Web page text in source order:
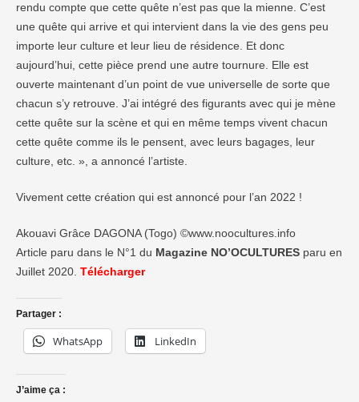
rendu compte que cette quête n’est pas que la mienne. C’est
une quête qui arrive et qui intervient dans la vie des gens peu
importe leur culture et leur lieu de résidence. Et donc
aujourd’hui, cette pièce prend une autre tournure. Elle est
ouverte maintenant d’un point de vue universelle de sorte que
chacun s’y retrouve. J’ai intégré des figurants avec qui je mène
cette quête sur la scène et qui en même temps vivent chacun
cette quête comme ils le pensent, avec leurs bagages, leur
culture, etc. », a annoncé l’artiste.
Vivement cette création qui est annoncé pour l’an 2022 !
Akouavi Grâce DAGONA (Togo) ©www.noocultures.info
Article paru dans le N°1 du Magazine NO’OCULTURES paru en
Juillet 2020. Télécharger
Partager :
WhatsApp LinkedIn
J’aime ça :